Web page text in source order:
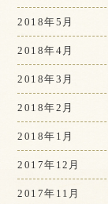
2018年5月
2018年4月
2018年3月
2018年2月
2018年1月
2017年12月
2017年11月